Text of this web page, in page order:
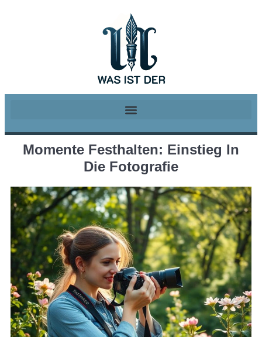
Momente Festhalten: Einstieg In
Die Fotografie